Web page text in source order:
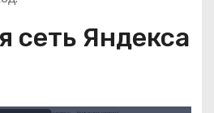
сеть Яндекса